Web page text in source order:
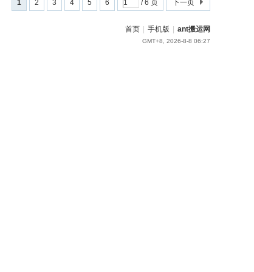
1 2 3 4 5 6 / 6 页 下一页
首页 手机版 ant搬运网
GMT+8, 2026-8-8 06:27